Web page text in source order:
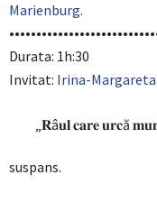
Marienburg.
Durata: 1h:30
Invitat: Irina-
„𝐑â𝐮𝐥 𝐜𝐚𝐫𝐞 𝐮𝐫𝐜ă
suspans.